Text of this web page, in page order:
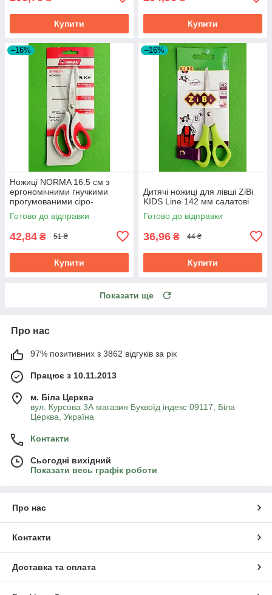
Купити Купити
–16%
Ножиці NORMA 16.5 см з
ергономічними гнучкими
прогумованими сіро-
червоними ручками 1.8 мм
Готово до відправки
42,84 ₴ 51 ₴
Купити
–16%
Дитячі ножиці для лівші ZiBi
KIDS Line 142 мм салатові
Готово до відправки
36,96 ₴ 44 ₴
Купити
Показати ще
Про нас
97% позитивних з 3862 відгуків за рік
Працює з 10.11.2013
м. Біла Церква
вул. Курсова 3А магазин Буквоїд індекс 09117, Біла
Церква, Україна
Контакти
Сьогодні вихідний
Показати весь графік роботи
Про нас
Контакти
Доставка та оплата